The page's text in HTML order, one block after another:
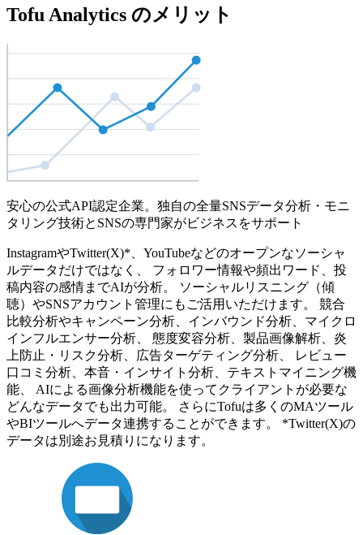
Tofu Analytics のメリット
安心の公式API認定企業。独自の全量SNSデータ分析・モニ
タリング技術とSNSの専門家がビジネスをサポート
InstagramやTwitter(X)*、YouTubeなどのオープンなソーシャ
ルデータだけではなく、 フォロワー情報や頻出ワード、投
稿内容の感情までAIが分析。 ソーシャルリスニング（傾
聴）やSNSアカウント管理にもご活用いただけます。 競合
比較分析やキャンペーン分析、インバウンド分析、マイクロ
インフルエンサー分析、 態度変容分析、製品画像解析、炎
上防止・リスク分析、広告ターゲティング分析、 レビュー
口コミ分析、本音・インサイト分析、テキストマイニング機
能、 AIによる画像分析機能を使ってクライアントが必要な
どんなデータでも出力可能。 さらにTofuは多くのMAツール
やBIツールへデータ連携することができます。 *Twitter(X)の
データは別途お見積りになります。